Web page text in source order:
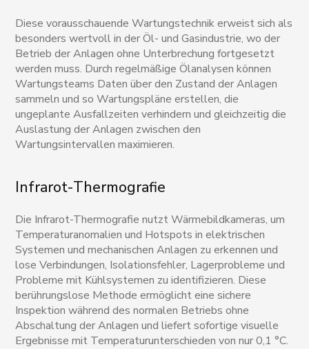
Diese vorausschauende Wartungstechnik erweist sich als
besonders wertvoll in der Öl- und Gasindustrie, wo der
Betrieb der Anlagen ohne Unterbrechung fortgesetzt
werden muss. Durch regelmäßige Ölanalysen können
Wartungsteams Daten über den Zustand der Anlagen
sammeln und so Wartungspläne erstellen, die
ungeplante Ausfallzeiten verhindern und gleichzeitig die
Auslastung der Anlagen zwischen den
Wartungsintervallen maximieren.
Infrarot-Thermografie
Die Infrarot-Thermografie nutzt Wärmebildkameras, um
Temperaturanomalien und Hotspots in elektrischen
Systemen und mechanischen Anlagen zu erkennen und
lose Verbindungen, Isolationsfehler, Lagerprobleme und
Probleme mit Kühlsystemen zu identifizieren. Diese
berührungslose Methode ermöglicht eine sichere
Inspektion während des normalen Betriebs ohne
Abschaltung der Anlagen und liefert sofortige visuelle
Ergebnisse mit Temperaturunterschieden von nur 0,1 °C.